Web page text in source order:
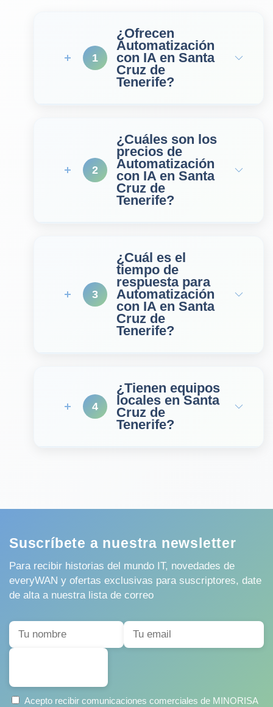
1
¿Ofrecen
Automatización
con IA en Santa
Cruz de
Tenerife?
2
¿Cuáles son los
precios de
Automatización
con IA en Santa
Cruz de
Tenerife?
3
¿Cuál es el
tiempo de
respuesta para
Automatización
con IA en Santa
Cruz de
Tenerife?
4
¿Tienen equipos
locales en Santa
Cruz de
Tenerife?
Suscríbete a nuestra newsletter
Para recibir historias del mundo IT, novedades de
everyWAN y ofertas exclusivas para suscriptores, date
de alta a nuestra lista de correo
Acepto recibir comunicaciones comerciales de MINORISA